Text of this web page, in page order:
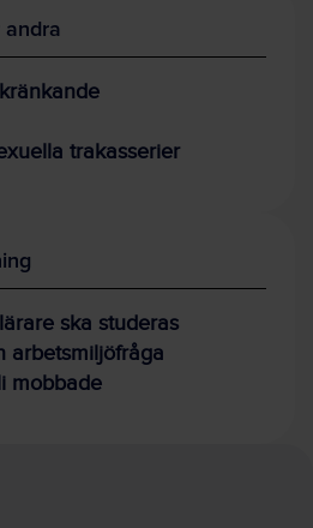
trakasserier
ska studeras
arbetsmiljöfråga
mobbade